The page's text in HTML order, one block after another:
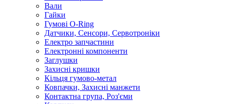
Вали
Гайки
Гумові O-Ring
Датчики, Сенсори, Сервотроніки
Електро запчастини
Електронні компоненти
Заглушки
Захисні кришки
Кільця гумово-метал
Ковпачки, Захисні манжети
Контактна група, Роз'єми